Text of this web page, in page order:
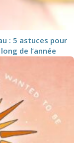
: 5 astuces pour
de l’année